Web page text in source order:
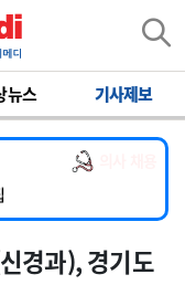
뉴스 기사제보
의사 채용
약직 의사 공개채용
집
경과), 경기도